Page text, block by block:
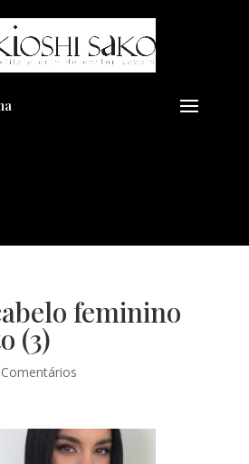
feminino
(3)
em transformar seu
Visual??